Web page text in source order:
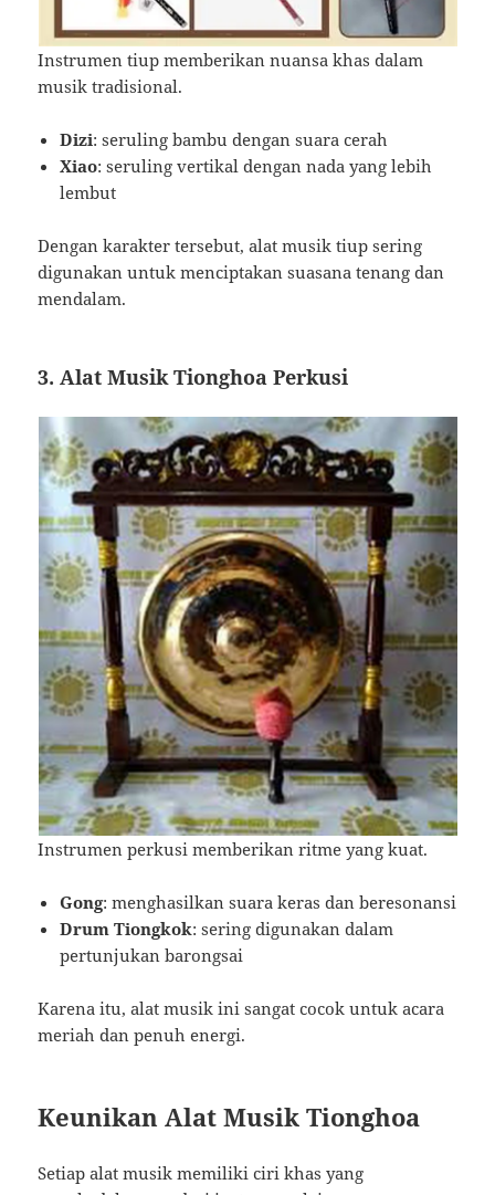
Instrumen tiup memberikan nuansa khas dalam
musik tradisional.
Dizi: seruling bambu dengan suara cerah
Xiao: seruling vertikal dengan nada yang lebih
lembut
Dengan karakter tersebut, alat musik tiup sering
digunakan untuk menciptakan suasana tenang dan
mendalam.
3. Alat Musik Tionghoa Perkusi
Instrumen perkusi memberikan ritme yang kuat.
Gong: menghasilkan suara keras dan beresonansi
Drum Tiongkok: sering digunakan dalam
pertunjukan barongsai
Karena itu, alat musik ini sangat cocok untuk acara
meriah dan penuh energi.
Keunikan Alat Musik Tionghoa
Setiap alat musik memiliki ciri khas yang